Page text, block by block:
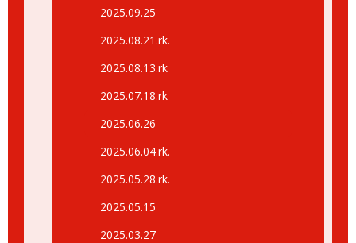
2025.09.25
2025.08.21.rk.
2025.08.13.rk
2025.07.18.rk
2025.06.26
2025.06.04.rk.
2025.05.28.rk.
2025.05.15
2025.03.27